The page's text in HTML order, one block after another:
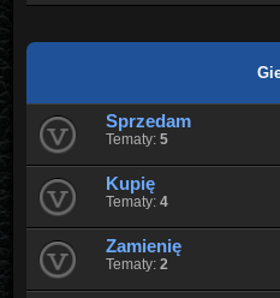
Sprzedam
Tematy: 5
Kupię
Tematy: 4
Zamienię
Tematy: 2